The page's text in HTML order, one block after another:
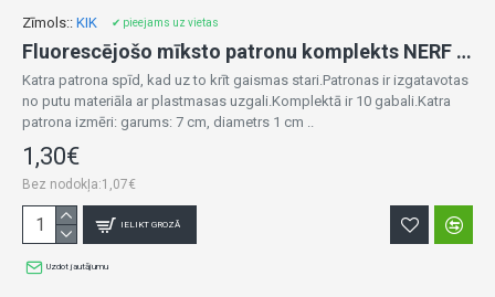
Zīmols:: KIK ✔ pieejams uz vietas
Fluorescējošo mīksto patronu komplekts NERF 10 gab. KX6803
Katra patrona spīd, kad uz to krīt gaismas stari.Patronas ir izgatavotas
no putu materiāla ar plastmasas uzgali.Komplektā ir 10 gabali.Katra
patrona izmēri: garums: 7 cm, diametrs 1 cm ..
1,30€
Bez nodokļa:1,07€
IELIKT GROZĀ
Uzdot jautājumu